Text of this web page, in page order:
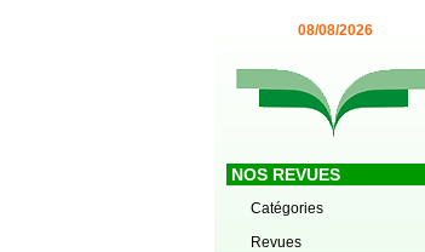
08/08/2026
NOS REVUES
Catégories
Revues